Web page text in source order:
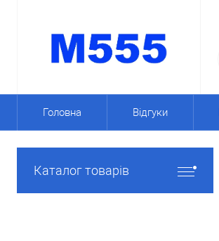
Головна Відгуки
Каталог товарів